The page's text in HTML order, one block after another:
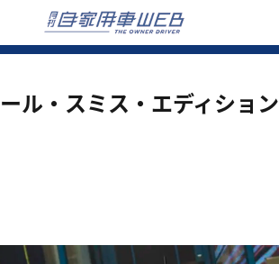
ル・スミス・エディション